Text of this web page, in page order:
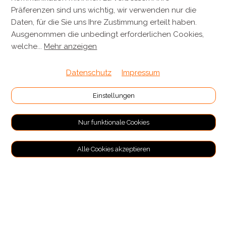
8143 Stallikon
+41 44 701 80 80
info@metzgereikuenzli.ch
Verpackung & Versand
RECHTLICHES
Allgemeine Geschäftsbedingungen
Präferenzen sind uns wichtig, wir verwenden nur die
Daten, für die Sie uns Ihre Zustimmung erteilt haben.
Ausgenommen die unbedingt erforderlichen Cookies,
welche... Mehr anzeigen
Datenschutz Impressum
Einstellungen
Nur funktionale Cookies
Alle Cookies akzeptieren